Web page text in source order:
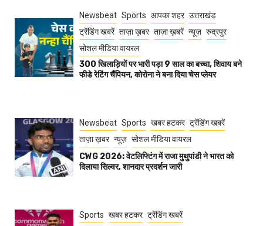
Newsbeat Sports आपका शहर उत्तराखंड
ट्रेंडिंग खबरें ताज़ा ख़बर ताज़ा ख़बरें न्यूज़ रुद्रपुर
सोशल मीडिया वायरल
300 खिलाड़ियों पर भारी पड़ा 9 साल का बच्चा, शिवाय बने
फीडे रेटिंग चैंपियन, कोरोना ने बना दिया चेस प्लेयर
Newsbeat Sports खबर हटकर ट्रेंडिंग खबरें
ताज़ा ख़बर न्यूज़ सोशल मीडिया वायरल
CWG 2026: वेटलिफ्टिंग में राजा मुथुपांडी ने भारत को
दिलाया सिल्वर, शानदार प्रदर्शन जारी
Sports खबर हटकर ट्रेंडिंग खबरें